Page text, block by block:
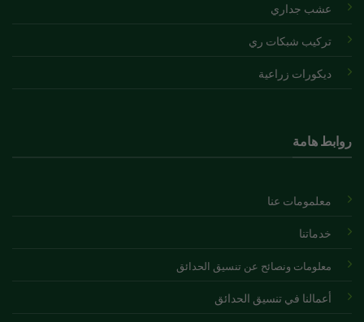
عشب جداري
تركيب شبكات ري
ديكورات زراعية
روابط هامة
معلمومات عنا
خدماتنا
معلومات ونصائح عن تنسيق الحدائق
أعمالنا في تنسيق الحدائق